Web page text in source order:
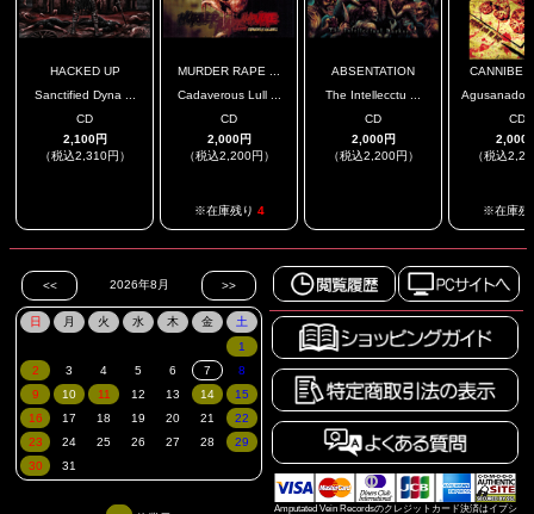
HACKED UP
Sanctified Dyna ...
CD
2,100円
（税込2,310円）
MURDER RAPE ...
Cadaverous Lull ...
CD
2,000円
（税込2,200円）
※在庫残り 4
ABSENTATION
The Intellecctu ...
CD
2,000円
（税込2,200円）
CANNIBE /
Agusanado
CD
2,000
（税込
※在庫残
Amputated Vein Recordsのクレジットカード決済はイプシ